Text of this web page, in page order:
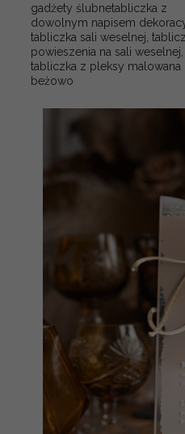
gadżety ślubnetabliczka z
dowolnym napisem
tabliczka sali weselnej,
powieszenia na sali weselnej,
tabliczka z pleksy malowana
beżowo